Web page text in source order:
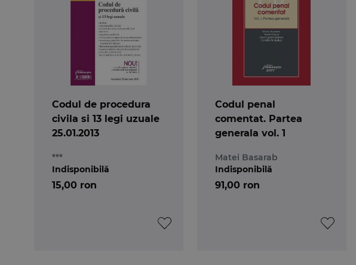
Codul de procedura
civila si 13 legi uzuale
25.01.2013
***
15,00 ron
Indisponibilă
Codul penal
comentat. Partea
generala vol. 1
Matei Basarab
91,00 ron
Indisponibilă